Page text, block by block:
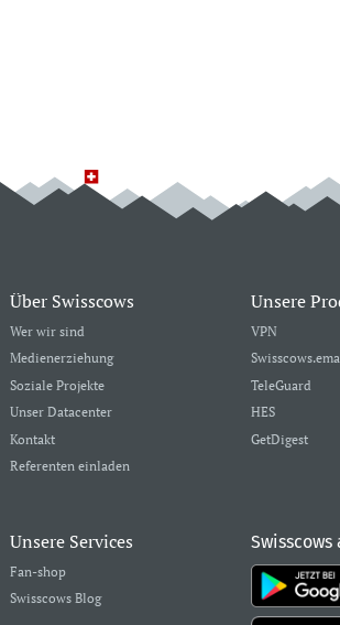
Über Swisscows
Wer wir sind
Medienerziehung
Soziale Projekte
Unser Datacenter
Kontakt
Referenten einladen
Unsere
VPN
TeleGuard
HES
GetDigest
Unsere Services
Fan-shop
Swisscows Blog
Swisscows